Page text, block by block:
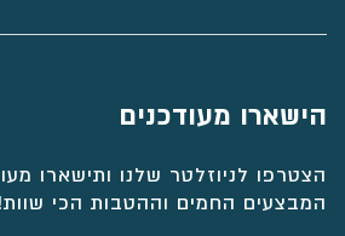
הישארו מעודכנים
הצטרפו לניוזלטר שלנו ותישארו
המבצעים החמים וההטבות הכי שוות!